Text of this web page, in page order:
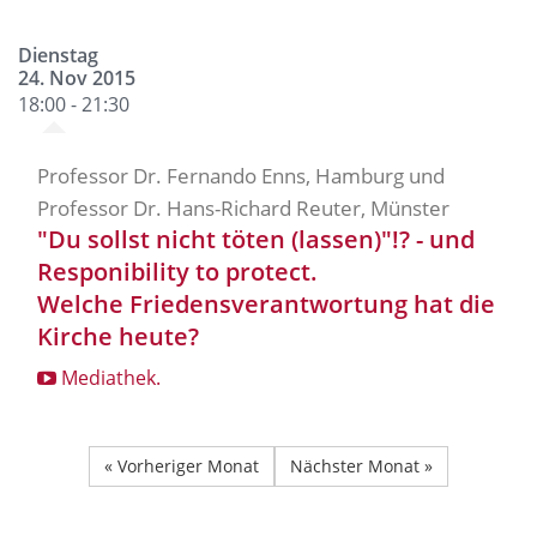
Dienstag
24. Nov 2015
18:00 - 21:30
Professor Dr. Fernando Enns, Hamburg und
Professor Dr. Hans-Richard Reuter, Münster
"Du sollst nicht töten (lassen)"!? - und
Responibility to protect.
Welche Friedensverantwortung hat die
Kirche heute?
Mediathek.
« Vorheriger Monat Nächster Monat »